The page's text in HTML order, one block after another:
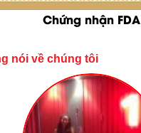
Chứng nhận FDA
nói về chúng tôi